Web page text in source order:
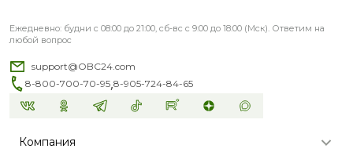
Ежедневно: будни с 08:00 до 21:00, сб-вс с 9:00 до 18:00 (Мск). Ответим на
любой вопрос
support@OBC24.com
8-800-700-70-95,8-905-724-84-65
Компания